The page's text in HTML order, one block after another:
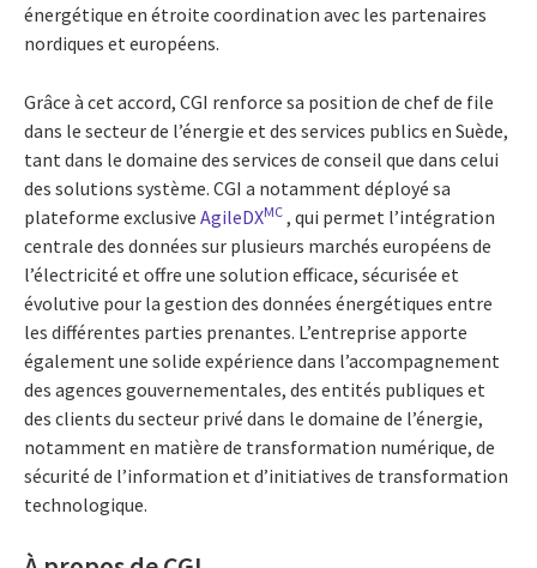
énergétique en étroite coordination avec les partenaires
nordiques et européens.
Grâce à cet accord, CGI renforce sa position de chef de file
dans le secteur de l’énergie et des services publics en Suède,
tant dans le domaine des services de conseil que dans celui
des solutions système. CGI a notamment déployé sa
plateforme exclusive AgileDXMC , qui permet l’intégration
centrale des données sur plusieurs marchés européens de
l’électricité et offre une solution efficace, sécurisée et
évolutive pour la gestion des données énergétiques entre
les différentes parties prenantes. L’entreprise apporte
également une solide expérience dans l’accompagnement
des agences gouvernementales, des entités publiques et
des clients du secteur privé dans le domaine de l’énergie,
notamment en matière de transformation numérique, de
sécurité de l’information et d’initiatives de transformation
technologique.